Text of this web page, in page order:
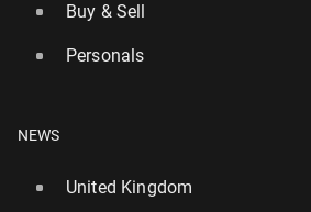
Buy & Sell
Personals
NEWS
United Kingdom